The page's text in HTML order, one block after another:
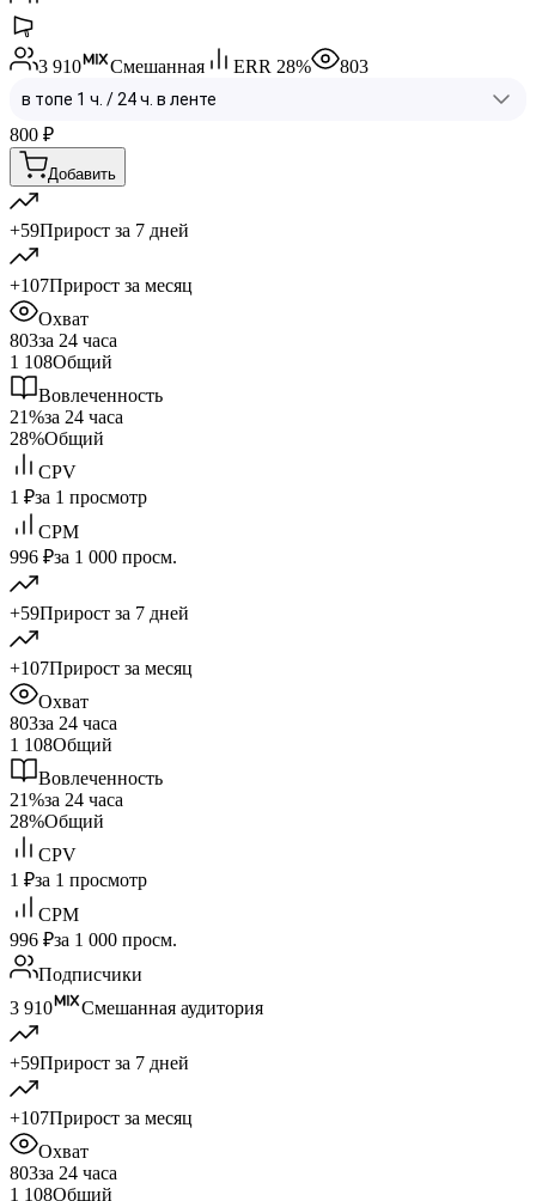
3 910 Смешанная ERR 28% 803
800 ₽
Добавить
+59Прирост за 7 дней
+107Прирост за месяц
Охват
803за 24 часа
1 108Общий
Вовлеченность
21%за 24 часа
28%Общий
CPV
1 ₽за 1 просмотр
CPM
996 ₽за 1 000 просм.
+59Прирост за 7 дней
+107Прирост за месяц
Охват
803за 24 часа
1 108Общий
Вовлеченность
21%за 24 часа
28%Общий
CPV
1 ₽за 1 просмотр
CPM
996 ₽за 1 000 просм.
Подписчики
3 910
Смешанная аудитория
+59Прирост за 7 дней
+107Прирост за месяц
Охват
803за 24 часа
1 108Общий